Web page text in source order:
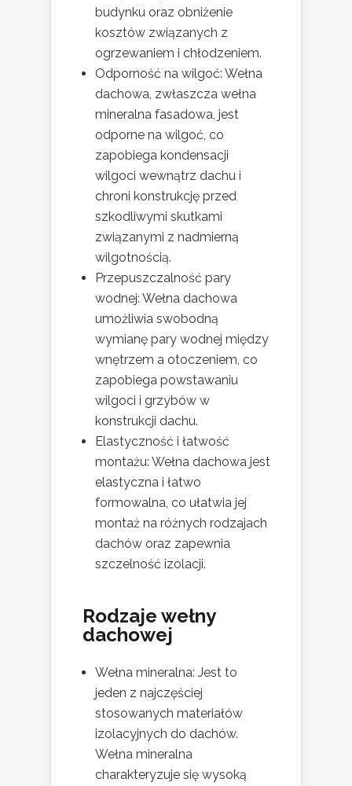
budynku oraz obniżenie
kosztów związanych z
ogrzewaniem i chłodzeniem.
Odporność na wilgoć: Wełna
dachowa, zwłaszcza wełna
mineralna fasadowa, jest
odporne na wilgoć, co
zapobiega kondensacji
wilgoci wewnątrz dachu i
chroni konstrukcję przed
szkodliwymi skutkami
związanymi z nadmierną
wilgotnością.
Przepuszczalność pary
wodnej: Wełna dachowa
umożliwia swobodną
wymianę pary wodnej między
wnętrzem a otoczeniem, co
zapobiega powstawaniu
wilgoci i grzybów w
konstrukcji dachu.
Elastyczność i łatwość
montażu: Wełna dachowa jest
elastyczna i łatwo
formowalna, co ułatwia jej
montaż na różnych rodzajach
dachów oraz zapewnia
szczelność izolacji.
Rodzaje wełny
dachowej
Wełna mineralna: Jest to
jeden z najczęściej
stosowanych materiałów
izolacyjnych do dachów.
Wełna mineralna
charakteryzuje się wysoką